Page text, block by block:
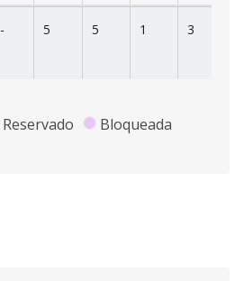
- 5 5 1 3
Reservado Bloqueada